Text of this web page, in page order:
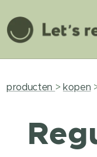
producten >kopen